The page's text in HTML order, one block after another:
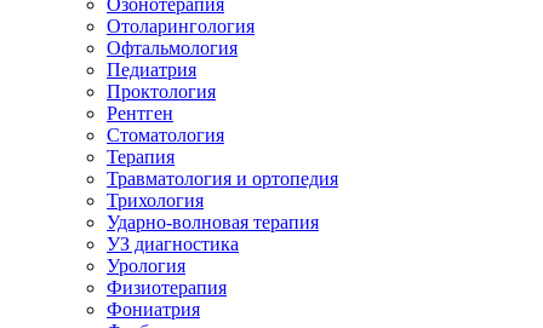
Озонотерапия
Отоларингология
Офтальмология
Педиатрия
Проктология
Рентген
Стоматология
Терапия
Травматология и ортопедия
Трихология
Ударно-волновая терапия
УЗ диагностика
Урология
Физиотерапия
Фониатрия